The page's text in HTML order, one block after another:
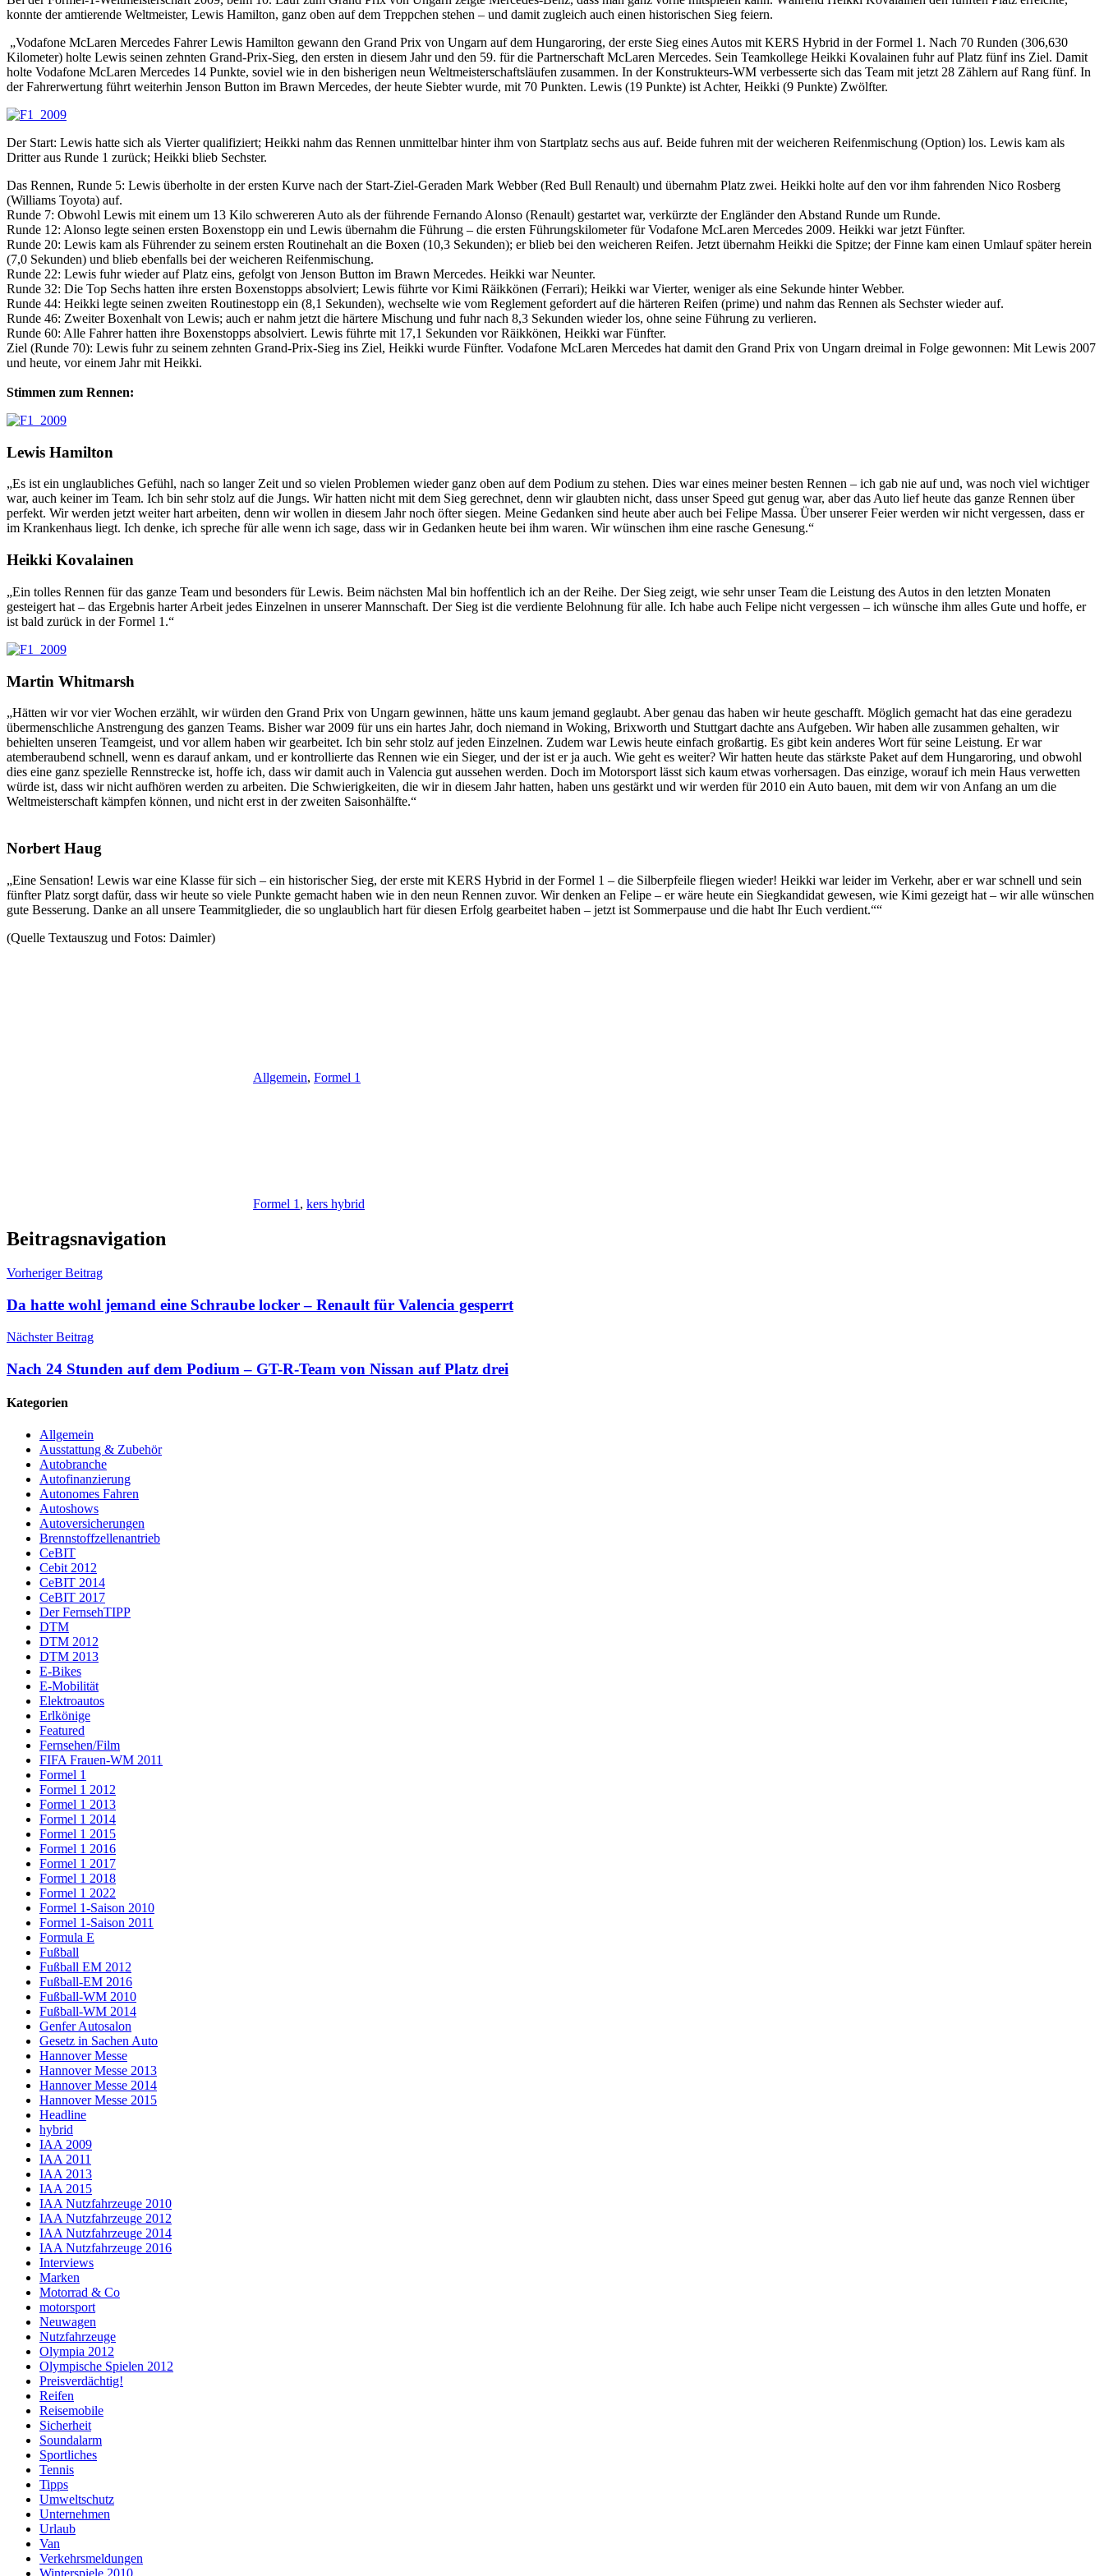
konnte der amtierende Weltmeister, Lewis Hamilton, ganz oben auf dem Treppchen stehen – und damit zugleich auch einen historischen Sieg feiern.
„Vodafone McLaren Mercedes Fahrer Lewis Hamilton gewann den Grand Prix von Ungarn auf dem Hungaroring, der erste Sieg eines Autos mit KERS Hybrid in der Formel 1. Nach 70 Runden (306,630
Kilometer) holte Lewis seinen zehnten Grand-Prix-Sieg, den ersten in diesem Jahr und den 59. für die Partnerschaft McLaren Mercedes. Sein Teamkollege Heikki Kovalainen fuhr auf Platz fünf ins Ziel. Damit
holte Vodafone McLaren Mercedes 14 Punkte, soviel wie in den bisherigen neun Weltmeisterschaftsläufen zusammen. In der Konstrukteurs-WM verbesserte sich das Team mit jetzt 28 Zählern auf Rang fünf. In
der Fahrerwertung führt weiterhin Jenson Button im Brawn Mercedes, der heute Siebter wurde, mit 70 Punkten. Lewis (19 Punkte) ist Achter, Heikki (9 Punkte) Zwölfter.
Der Start: Lewis hatte sich als Vierter qualifiziert; Heikki nahm das Rennen unmittelbar hinter ihm von Startplatz sechs aus auf. Beide fuhren mit der weicheren Reifenmischung (Option) los. Lewis kam als
Dritter aus Runde 1 zurück; Heikki blieb Sechster.
Das Rennen, Runde 5: Lewis überholte in der ersten Kurve nach der Start-Ziel-Geraden Mark Webber (Red Bull Renault) und übernahm Platz zwei. Heikki holte auf den vor ihm fahrenden Nico Rosberg
(Williams Toyota) auf.
Runde 7: Obwohl Lewis mit einem um 13 Kilo schwereren Auto als der führende Fernando Alonso (Renault) gestartet war, verkürzte der Engländer den Abstand Runde um Runde.
Runde 12: Alonso legte seinen ersten Boxenstopp ein und Lewis übernahm die Führung – die ersten Führungskilometer für Vodafone McLaren Mercedes 2009. Heikki war jetzt Fünfter.
Runde 20: Lewis kam als Führender zu seinem ersten Routinehalt an die Boxen (10,3 Sekunden); er blieb bei den weicheren Reifen. Jetzt übernahm Heikki die Spitze; der Finne kam einen Umlauf später herein
(7,0 Sekunden) und blieb ebenfalls bei der weicheren Reifenmischung.
Runde 22: Lewis fuhr wieder auf Platz eins, gefolgt von Jenson Button im Brawn Mercedes. Heikki war Neunter.
Runde 32: Die Top Sechs hatten ihre ersten Boxenstopps absolviert; Lewis führte vor Kimi Räikkönen (Ferrari); Heikki war Vierter, weniger als eine Sekunde hinter Webber.
Runde 44: Heikki legte seinen zweiten Routinestopp ein (8,1 Sekunden), wechselte wie vom Reglement gefordert auf die härteren Reifen (prime) und nahm das Rennen als Sechster wieder auf.
Runde 46: Zweiter Boxenhalt von Lewis; auch er nahm jetzt die härtere Mischung und fuhr nach 8,3 Sekunden wieder los, ohne seine Führung zu verlieren.
Runde 60: Alle Fahrer hatten ihre Boxenstopps absolviert. Lewis führte mit 17,1 Sekunden vor Räikkönen, Heikki war Fünfter.
Ziel (Runde 70): Lewis fuhr zu seinem zehnten Grand-Prix-Sieg ins Ziel, Heikki wurde Fünfter. Vodafone McLaren Mercedes hat damit den Grand Prix von Ungarn dreimal in Folge gewonnen: Mit Lewis 2007
und heute, vor einem Jahr mit Heikki.
Stimmen zum Rennen:
Lewis Hamilton
„Es ist ein unglaubliches Gefühl, nach so langer Zeit und so vielen Problemen wieder ganz oben auf dem Podium zu stehen. Dies war eines meiner besten Rennen – ich gab nie auf und, was noch viel wichtiger
war, auch keiner im Team. Ich bin sehr stolz auf die Jungs. Wir hatten nicht mit dem Sieg gerechnet, denn wir glaubten nicht, dass unser Speed gut genug war, aber das Auto lief heute das ganze Rennen über
perfekt. Wir werden jetzt weiter hart arbeiten, denn wir wollen in diesem Jahr noch öfter siegen. Meine Gedanken sind heute aber auch bei Felipe Massa. Über unserer Feier werden wir nicht vergessen, dass er
im Krankenhaus liegt. Ich denke, ich spreche für alle wenn ich sage, dass wir in Gedanken heute bei ihm waren. Wir wünschen ihm eine rasche Genesung.“
Heikki Kovalainen
„Ein tolles Rennen für das ganze Team und besonders für Lewis. Beim nächsten Mal bin hoffentlich ich an der Reihe. Der Sieg zeigt, wie sehr unser Team die Leistung des Autos in den letzten Monaten
gesteigert hat – das Ergebnis harter Arbeit jedes Einzelnen in unserer Mannschaft. Der Sieg ist die verdiente Belohnung für alle. Ich habe auch Felipe nicht vergessen – ich wünsche ihm alles Gute und hoffe, er
ist bald zurück in der Formel 1.“
Martin Whitmarsh
„Hätten wir vor vier Wochen erzählt, wir würden den Grand Prix von Ungarn gewinnen, hätte uns kaum jemand geglaubt. Aber genau das haben wir heute geschafft. Möglich gemacht hat das eine geradezu
übermenschliche Anstrengung des ganzen Teams. Bisher war 2009 für uns ein hartes Jahr, doch niemand in Woking, Brixworth und Stuttgart dachte ans Aufgeben. Wir haben alle zusammen gehalten, wir
behielten unseren Teamgeist, und vor allem haben wir gearbeitet. Ich bin sehr stolz auf jeden Einzelnen. Zudem war Lewis heute einfach großartig. Es gibt kein anderes Wort für seine Leistung. Er war
atemberaubend schnell, wenn es darauf ankam, und er kontrollierte das Rennen wie ein Sieger, und der ist er ja auch. Wie geht es weiter? Wir hatten heute das stärkste Paket auf dem Hungaroring, und obwohl
dies eine ganz spezielle Rennstrecke ist, hoffe ich, dass wir damit auch in Valencia gut aussehen werden. Doch im Motorsport lässt sich kaum etwas vorhersagen. Das einzige, worauf ich mein Haus verwetten
würde ist, dass wir nicht aufhören werden zu arbeiten. Die Schwierigkeiten, die wir in diesem Jahr hatten, haben uns gestärkt und wir werden für 2010 ein Auto bauen, mit dem wir von Anfang an um die
Weltmeisterschaft kämpfen können, und nicht erst in der zweiten Saisonhälfte.“
Norbert Haug
„Eine Sensation! Lewis war eine Klasse für sich – ein historischer Sieg, der erste mit KERS Hybrid in der Formel 1 – die Silberpfeile fliegen wieder! Heikki war leider im Verkehr, aber er war schnell und sein
fünfter Platz sorgt dafür, dass wir heute so viele Punkte gemacht haben wie in den neun Rennen zuvor. Wir denken an Felipe – er wäre heute ein Siegkandidat gewesen, wie Kimi gezeigt hat – wir alle wünschen
gute Besserung. Danke an all unsere Teammitglieder, die so unglaublich hart für diesen Erfolg gearbeitet haben – jetzt ist Sommerpause und die habt Ihr Euch verdient.““
(Quelle Textauszug und Fotos: Daimler)
Allgemein, Formel 1
Formel 1 , kers hybrid
Beitragsnavigation
Vorheriger Beitrag
Da hatte wohl jemand eine Schraube locker – Renault für Valencia gesperrt
Nächster Beitrag
Nach 24 Stunden auf dem Podium – GT-R-Team von Nissan auf Platz drei
Kategorien
Allgemein
Ausstattung & Zubehör
Autobranche
Autofinanzierung
Autonomes Fahren
Autoshows
Autoversicherungen
Brennstoffzellenantrieb
CeBIT
Cebit 2012
CeBIT 2014
CeBIT 2017
Der FernsehTIPP
DTM
DTM 2012
DTM 2013
E-Bikes
E-Mobilität
Elektroautos
Erlkönige
Featured
Fernsehen/Film
FIFA Frauen-WM 2011
Formel 1
Formel 1 2012
Formel 1 2013
Formel 1 2014
Formel 1 2015
Formel 1 2016
Formel 1 2017
Formel 1 2018
Formel 1 2022
Formel 1-Saison 2010
Formel 1-Saison 2011
Formula E
Fußball
Fußball EM 2012
Fußball-EM 2016
Fußball-WM 2010
Fußball-WM 2014
Genfer Autosalon
Gesetz in Sachen Auto
Hannover Messe
Hannover Messe 2013
Hannover Messe 2014
Hannover Messe 2015
Headline
hybrid
IAA 2009
IAA 2011
IAA 2013
IAA 2015
IAA Nutzfahrzeuge 2010
IAA Nutzfahrzeuge 2012
IAA Nutzfahrzeuge 2014
IAA Nutzfahrzeuge 2016
Interviews
Marken
Motorrad & Co
motorsport
Neuwagen
Nutzfahrzeuge
Olympia 2012
Olympische Spielen 2012
Preisverdächtig!
Reifen
Reisemobile
Sicherheit
Soundalarm
Sportliches
Tennis
Tipps
Umweltschutz
Unternehmen
Urlaub
Van
Verkehrsmeldungen